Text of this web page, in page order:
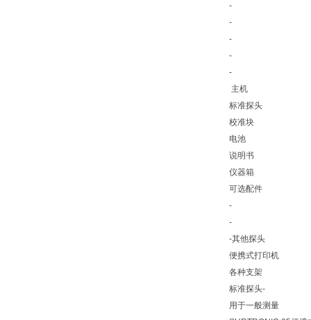
-
-
-
-
-
主机
标准探头
校准块
电池
说明书
仪器箱
可选配件
-
-
-其他探头
便携式打印机
各种支架
标准探头-
用于一般测量